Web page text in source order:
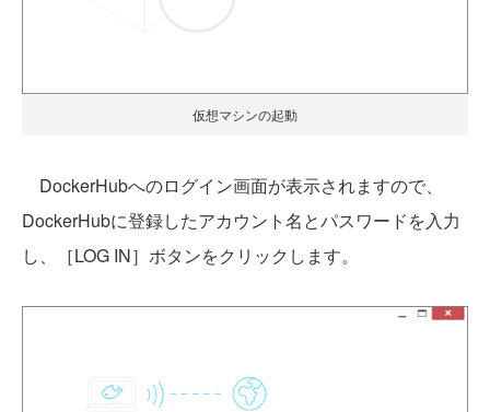
仮想マシンの起動
DockerHubへのログイン画面が表示されますので、
DockerHubに登録したアカウント名とパスワードを入力
し、［LOG IN］ボタンをクリックします。